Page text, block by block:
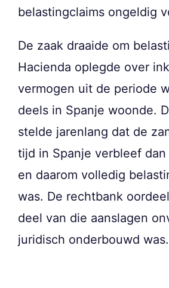
belastingclaims ongeldig
De zaak draaide om
Hacienda oplegde over
vermogen uit de periode
deels in Spanje woonde.
stelde jarenlang dat de
tijd in Spanje verbleef
en daarom volledig
was. De rechtbank
deel van die aanslagen
juridisch onderbouwd was.